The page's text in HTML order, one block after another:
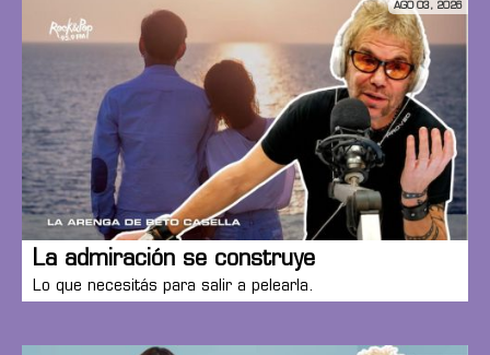
AGO 03, 2026
La admiración se construye
Lo que necesitás para salir a pelearla.